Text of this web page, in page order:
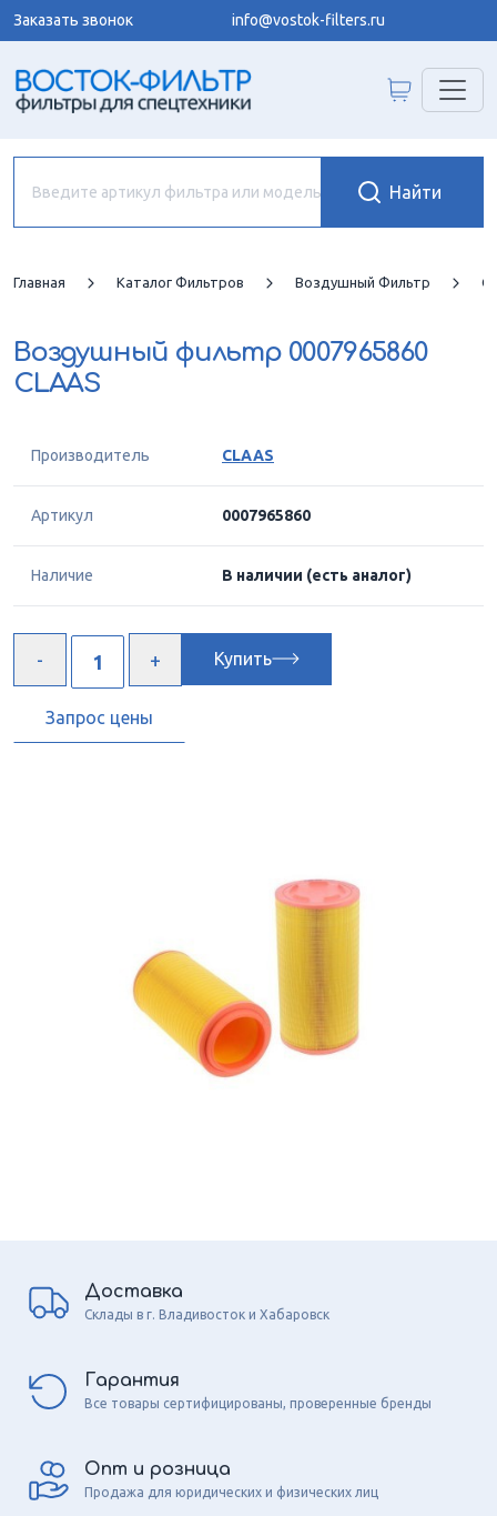
Заказать звонок info@vostok-filters.ru
Главная Каталог Фильтров Воздушный Фильтр
Воздушный фильтр 0007965860
CLAAS
Производитель CLAAS
Артикул 0007965860
Наличие В наличии (есть аналог)
Купить
Запрос цены
Доставка
Склады в г. Владивосток и Хабаровск
Гарантия
Все товары сертифицированы, проверенные бренды
Опт и розница
Продажа для юридических и физических лиц